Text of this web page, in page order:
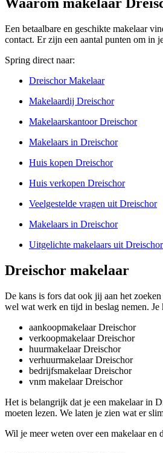
Een betaalbare en geschikte makelaar
contact. Er zijn een aantal punten om in
Spring direct naar:
Dreischor Makelaar
Makelaardij Dreischor
Makelaarskantoor Dreischor
Makelaars in Dreischor
Huis kopen Dreischor
Huis verkopen Dreischor
Veelgestelde vragen uit Dreischor
Makelaars in Dreischor
Uitgelichte makelaars uit Dreischor
Dreischor makelaar
De kans is fors dat ook jij aan het
wel wat werk en tijd in beslag nemen. Je
aankoopmakelaar Dreischor
verkoopmakelaar Dreischor
huurmakelaar Dreischor
verhuurmakelaar Dreischor
bedrijfsmakelaar Dreischor
vnm makelaar Dreischor
Het is belangrijk dat je een makelaar in
moeten lezen. We laten je zien wat er
Wil je meer weten over een makelaar